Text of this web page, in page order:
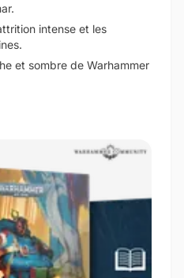
intense et les
et sombre de Warhammer